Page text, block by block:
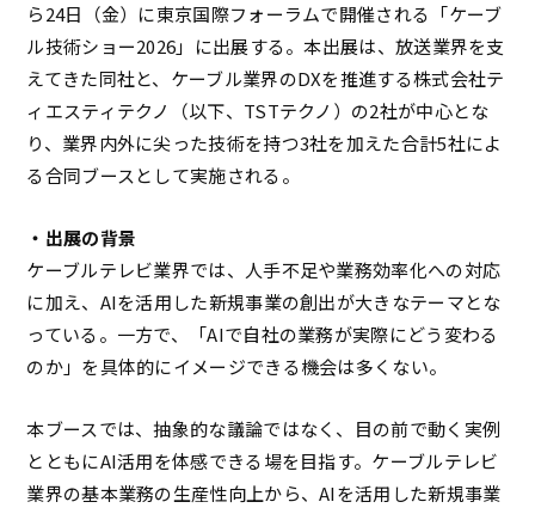
ら24日（金）に東京国際フォーラムで開催される「ケーブ
ル技術ショー2026」に出展する。本出展は、放送業界を支
えてきた同社と、ケーブル業界のDXを推進する株式会社テ
ィエスティテクノ（以下、TSTテクノ）の2社が中心とな
り、業界内外に尖った技術を持つ3社を加えた合計5社によ
る合同ブースとして実施される。
・出展の背景
ケーブルテレビ業界では、人手不足や業務効率化への対応
に加え、AIを活用した新規事業の創出が大きなテーマとな
っている。一方で、「AIで自社の業務が実際にどう変わる
のか」を具体的にイメージできる機会は多くない。
本ブースでは、抽象的な議論ではなく、目の前で動く実例
とともにAI活用を体感できる場を目指す。ケーブルテレビ
業界の基本業務の生産性向上から、AIを活用した新規事業